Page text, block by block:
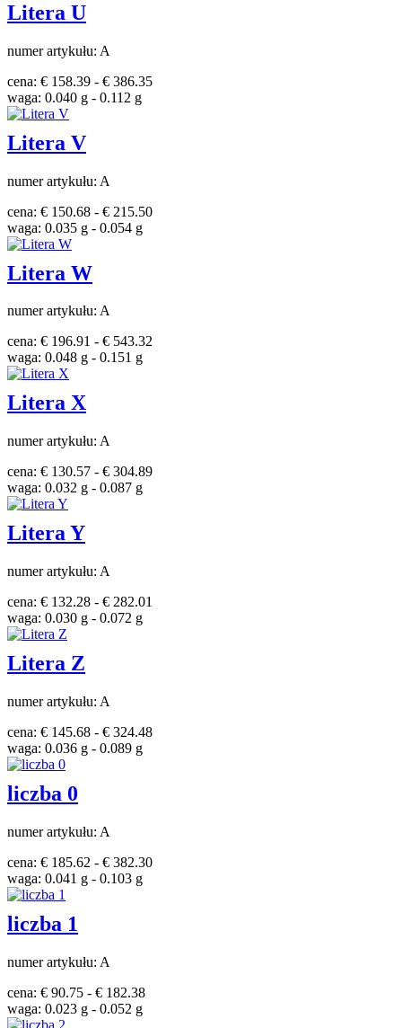
Litera U
numer artykułu: A
cena: € 158.39 - € 386.35
waga: 0.040 g - 0.112 g
Litera V
numer artykułu: A
cena: € 150.68 - € 215.50
waga: 0.035 g - 0.054 g
Litera W
numer artykułu: A
cena: € 196.91 - € 543.32
waga: 0.048 g - 0.151 g
Litera X
numer artykułu: A
cena: € 130.57 - € 304.89
waga: 0.032 g - 0.087 g
Litera Y
numer artykułu: A
cena: € 132.28 - € 282.01
waga: 0.030 g - 0.072 g
Litera Z
numer artykułu: A
cena: € 145.68 - € 324.48
waga: 0.036 g - 0.089 g
liczba 0
numer artykułu: A
cena: € 185.62 - € 382.30
waga: 0.041 g - 0.103 g
liczba 1
numer artykułu: A
cena: € 90.75 - € 182.38
waga: 0.023 g - 0.052 g